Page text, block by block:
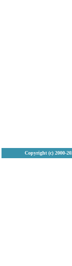
Copyright (с) 2000-